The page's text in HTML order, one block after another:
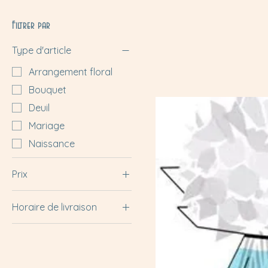
Filtrer par
Type d'article
Arrangement floral
Bouquet
Deuil
Mariage
Naissance
Prix
4 € 45 €
Horaire de livraison
Après-midi (de 13h à